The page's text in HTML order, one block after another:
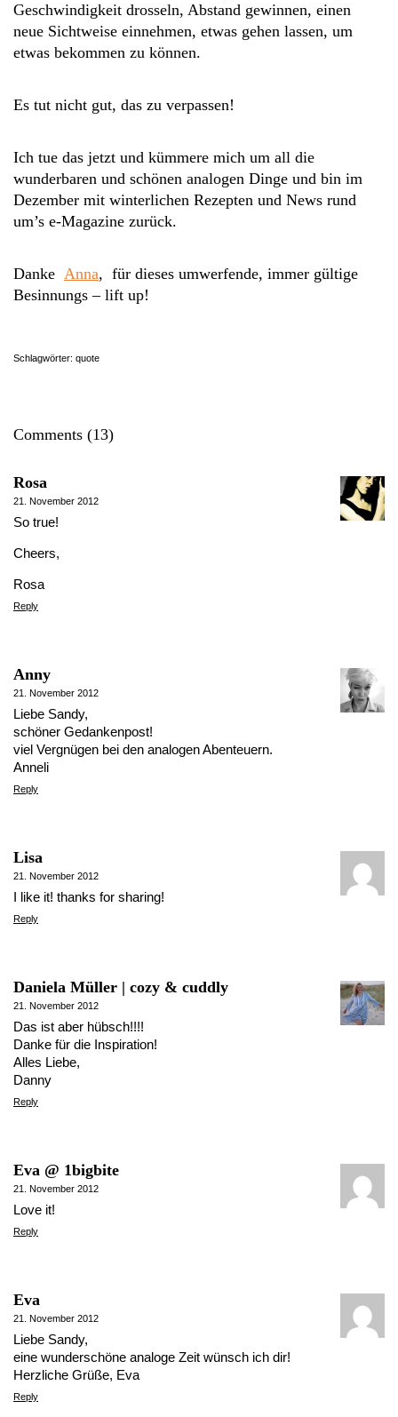
Geschwindigkeit drosseln, Abstand gewinnen, einen
neue Sichtweise einnehmen, etwas gehen lassen, um
etwas bekommen zu können.
Es tut nicht gut, das zu verpassen!
Ich tue das jetzt und kümmere mich um all die
wunderbaren und schönen analogen Dinge und bin im
Dezember mit winterlichen Rezepten und News rund
um’s e-Magazine zurück.
Danke Anna, für dieses umwerfende, immer gültige
Besinnungs – lift up!
Schlagwörter: quote
Comments (13)
Rosa
21. November 2012
So true!
Cheers,
Rosa
Reply
Anny
21. November 2012
Liebe Sandy,
schöner Gedankenpost!
viel Vergnügen bei den analogen Abenteuern.
Anneli
Reply
Lisa
21. November 2012
I like it! thanks for sharing!
Reply
Daniela Müller | cozy & cuddly
21. November 2012
Das ist aber hübsch!!!!
Danke für die Inspiration!
Alles Liebe,
Danny
Reply
Eva @ 1bigbite
21. November 2012
Love it!
Reply
Eva
21. November 2012
Liebe Sandy,
eine wunderschöne analoge Zeit wünsch ich dir!
Herzliche Grüße, Eva
Reply